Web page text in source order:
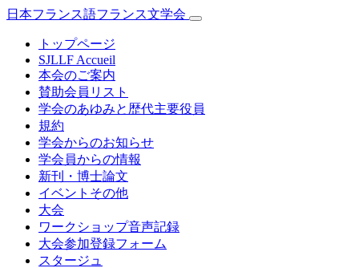
日本フランス語フランス文学会
トップページ
SJLLF Accueil
本会のご案内
賛助会員リスト
学会のあゆみと歴代主要役員
規約
学会からのお知らせ
学会員からの情報
新刊・博士論文
イベントその他
大会
ワークショップ音声記録
大会参加登録フォーム
スタージュ